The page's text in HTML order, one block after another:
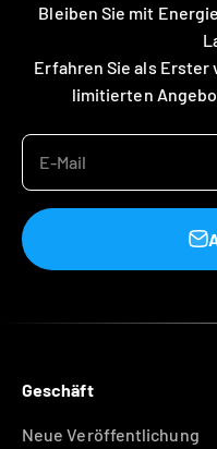
Bleiben Sie mit
Erfahren Sie als
limitierten
E-Mail
Geschäft
Neue Veröffentlichung